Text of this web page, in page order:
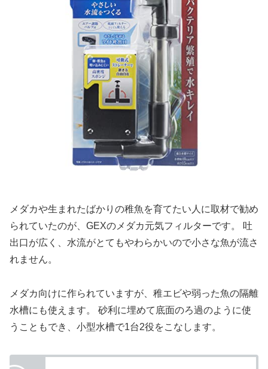
メダカや生まれたばかりの稚魚を育てたい人に取材で勧め
られていたのが、GEXのメダカ元気フィルターです。 吐
出口が広く、水流がとてもやわらかいので小さな魚が流さ
れません。
メダカ向けに作られていますが、稚エビや弱った魚の隔離
水槽にも使えます。 砂利に埋めて底面のろ過のように使
うこともでき、小型水槽で1台2役をこなします。